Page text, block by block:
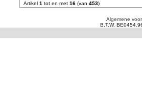
Artikel 1 tot en met 16 (van 453)
Algemene
B.T.W.